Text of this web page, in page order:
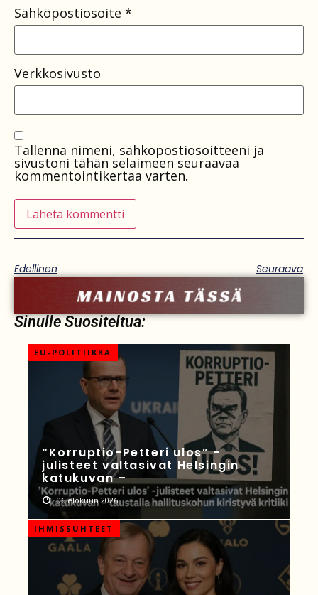
Sähköpostiosoite *
Verkkosivusto
Tallenna nimeni, sähköpostiosoitteeni ja
sivustoni tähän selaimeen seuraavaa
kommentointikertaa varten.
Edellinen Seuraava
Sinulle Suositeltua:
EU-POLITIIKKA
“Korruptio-Petteri ulos” -
julisteet valtasivat Helsingin
katukuvan –
06 elokuun 2026
IHMISSUHTEET